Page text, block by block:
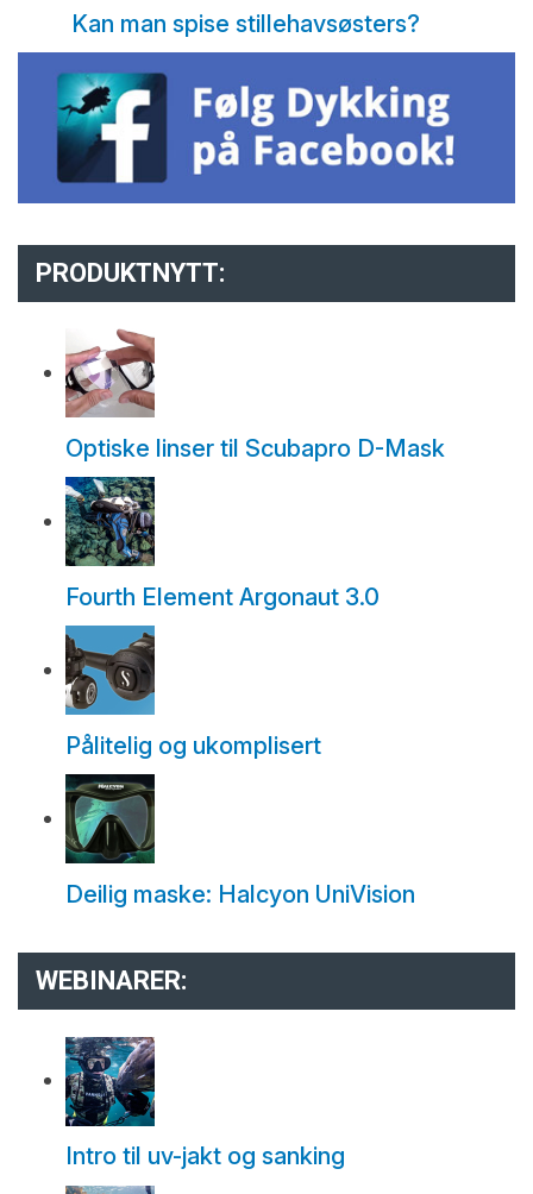
Kan man spise stillehavsøsters?
PRODUKTNYTT:
Optiske linser til Scubapro D-Mask
Fourth Element Argonaut 3.0
Pålitelig og ukomplisert
Deilig maske: Halcyon UniVision
WEBINARER:
Intro til uv-jakt og sanking